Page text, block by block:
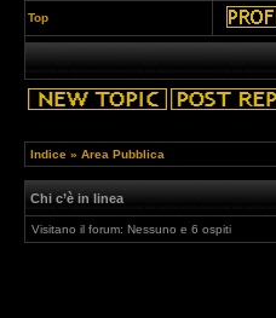
Top
Indice » Area Pubblica
Chi c’è in linea
Visitano il forum: Nessuno e 6 ospiti